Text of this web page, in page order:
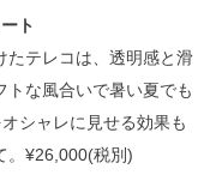
ト
たテレコは、透明感と滑
トな風合いで暑い夏でも
シャレに見せる効果も
。¥26,000(税別)